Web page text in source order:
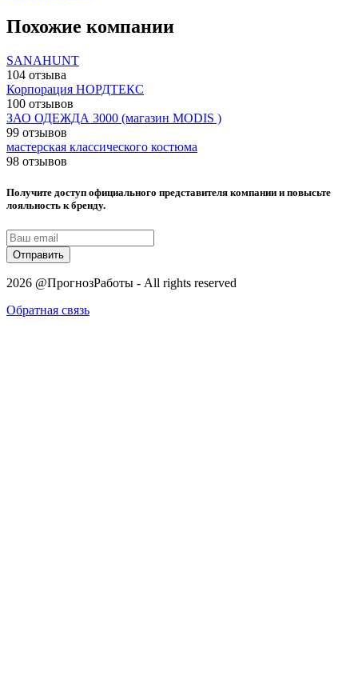
Похожие компании
SANAHUNT
104 отзыва
Корпорация НОРДТЕКС
100 отзывов
ЗАО ОДЕЖДА 3000 (магазин MODIS )
99 отзывов
мастерская классического костюма
98 отзывов
Получите доступ официального представителя компании и повысьте
лояльность к бренду.
Отправить
2026 @ПрогнозРаботы - All rights reserved
Обратная связь